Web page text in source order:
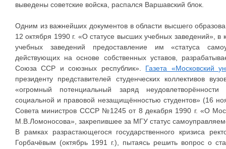
выведены советские войска, распался Варшавский блок.
Одним из важнейших документов в области высшего
12 октября 1990 г. «О статусе высших учебных заведений»,
учебных заведений предоставление им «статуса
действующих на основе собственных уставов,
Союза ССР и союзных республик». Газета «Московский
президенту представителей студенческих коллективов
«огромный потенциальный заряд
социальной и правовой незащищённостью студентов» (16
Совета министров СССР №1245 от 8 декабря 1990 г. «О
М.В.Ломоносова», закрепившее за МГУ статус
В рамках разрастающегося государственного кризиса
Горбачёвым (октябрь 1991 г.), пытаясь решить вопрос о